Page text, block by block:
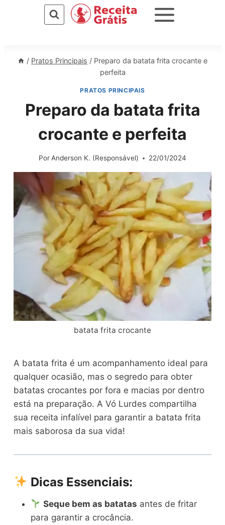
/ Pratos Principais / Preparo da batata frita crocante e
perfeita
PRATOS PRINCIPAIS
Preparo da batata frita
crocante e perfeita
PorAnderson K. (Responsável) 22/01/2024
batata frita crocante
A batata frita é um acompanhamento ideal para
qualquer ocasião, mas o segredo para obter
batatas crocantes por fora e macias por dentro
está na preparação. A Vó Lurdes compartilha
sua receita infalível para garantir a batata frita
mais saborosa da sua vida!
Dicas Essenciais:
Seque bem as batatas antes de fritar
para garantir a crocância.